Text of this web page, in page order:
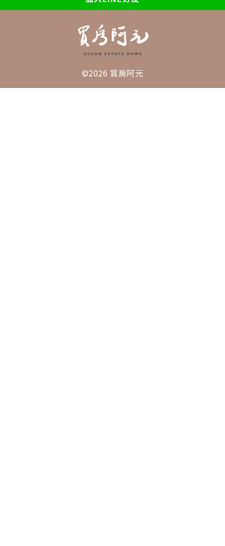
©2026 買房阿元